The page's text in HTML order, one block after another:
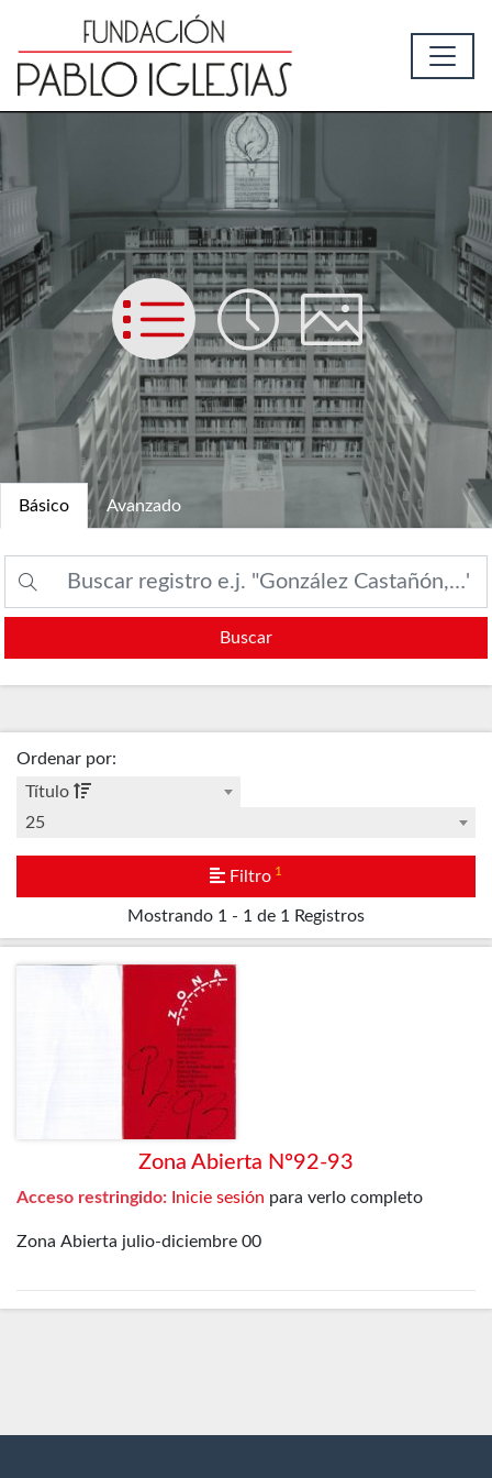
List Time Picture
Básico Avanzado
Buscar
Mostrando 1 - 1 de 1 Registros
Ordenar por:
Título
25
Filtro 1
Zona Abierta Nº92-93
Acceso restringido: Inicie sesión para verlo completo
Zona Abierta julio-diciembre 00